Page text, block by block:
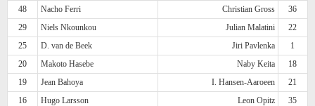
48
Nacho Ferri Christian Gross
36
29
Niels Nkounkou Julian Malatini
22
25
D. van de Beek Jiri Pavlenka
1
20
Makoto Hasebe Naby Keita
18
19
Jean Bahoya I. Hansen-Aaroeen
21
16
Hugo Larsson Leon Opitz
35